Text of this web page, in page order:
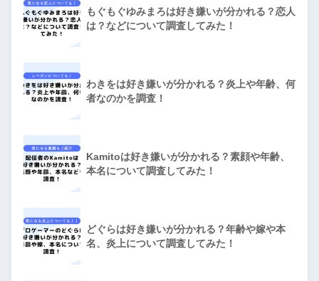
もぐもぐゆみまろは好き嫌いが分かれる？恋人
は？などについて調査してみた！
わきをは好き嫌いが分かれる？炎上や年齢、何
者なのかを調査！
Kamitoは好き嫌いが分かれる？素顔や年齢、
本名について調査してみた！
どぐらは好き嫌いが分かれる？年齢や嫁や本
名、炎上について調査してみた！